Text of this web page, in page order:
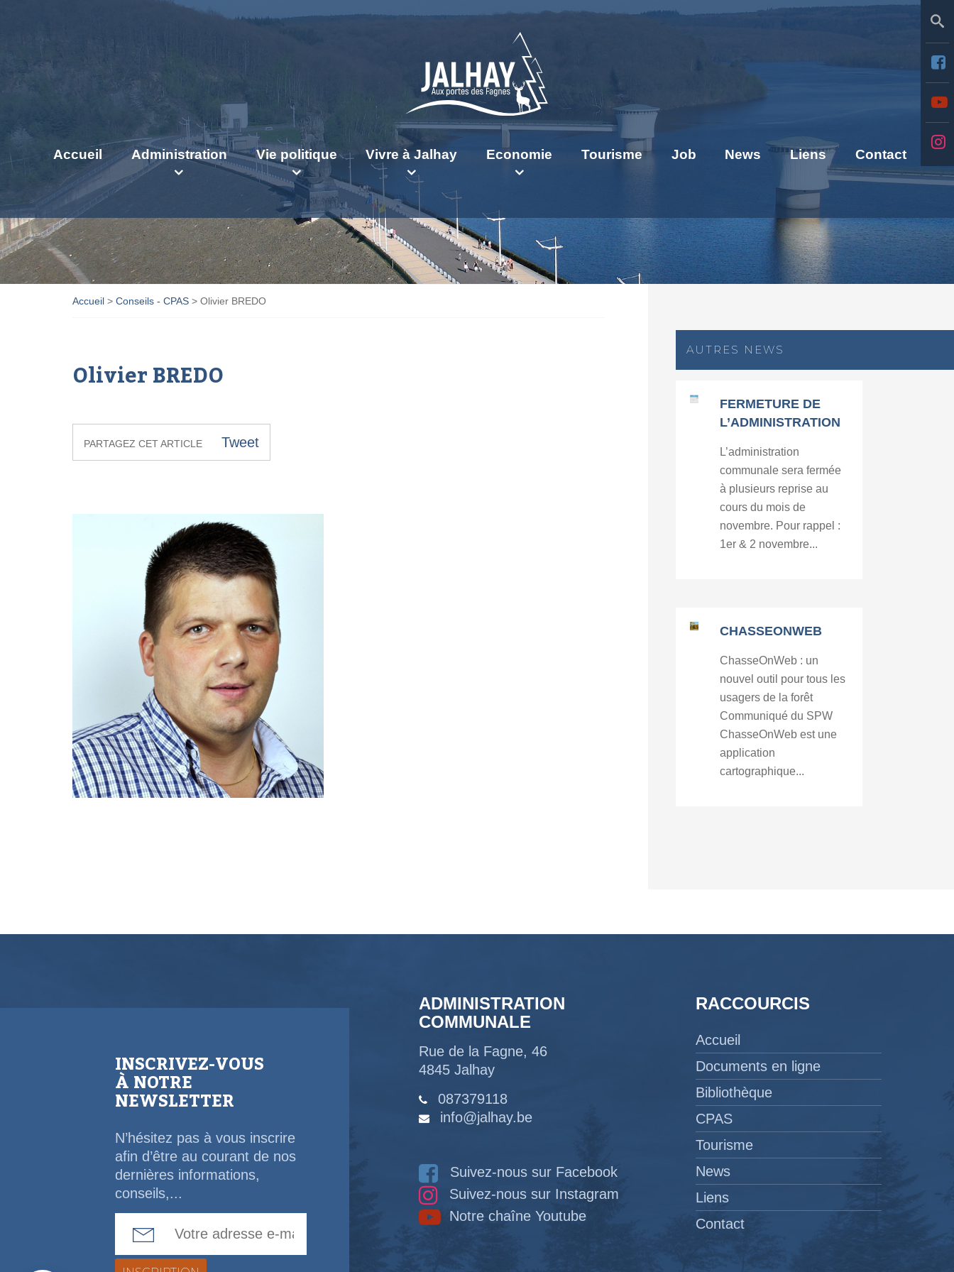
Accueil Administration Vie politique Vivre à Jalhay Economie Tourisme Job News Liens Contact
Accueil > Conseils - CPAS > Olivier BREDO
Olivier BREDO
PARTAGEZ CET ARTICLE Tweet
AUTRES NEWS
FERMETURE DE
L’ADMINISTRATION
L’administration
communale sera fermée
à plusieurs reprise au
cours du mois de
novembre. Pour rappel :
1er & 2 novembre...
CHASSEONWEB
ChasseOnWeb : un
nouvel outil pour tous les
usagers de la forêt
Communiqué du SPW
ChasseOnWeb est une
application
cartographique...
INSCRIVEZ-VOUS
À NOTRE
NEWSLETTER
N’hésitez pas à vous inscrire
afin d’être au courant de nos
dernières informations,
conseils,...
ADMINISTRATION
COMMUNALE
Rue de la Fagne, 46
4845 Jalhay
087379118
info@jalhay.be
Suivez-nous sur Facebook
Suivez-nous sur Instagram
Notre chaîne Youtube
RACCOURCIS
Accueil
Documents en ligne
Bibliothèque
CPAS
Tourisme
News
Liens
Contact